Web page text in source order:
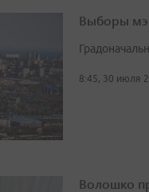
Выборы
8:45, 30 июля
Волошко